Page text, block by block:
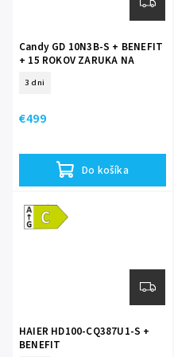
Candy GD 10N3B-S + BENEFIT
+ 15 ROKOV ZARUKA NA
3 dni
€499
Do košíka
Energetická
trieda C
HAIER HD100-CQ387U1-S +
BENEFIT